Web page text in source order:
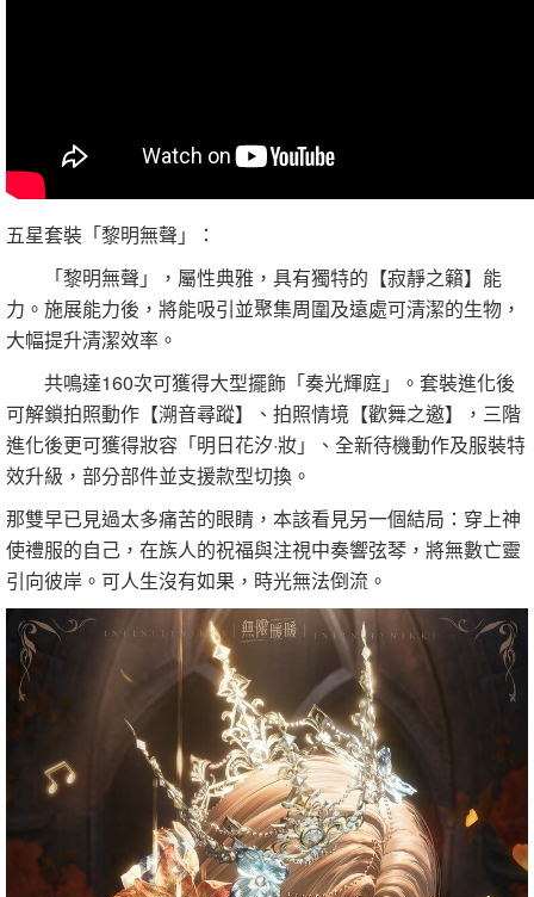
五星套裝「黎明無聲」：
「黎明無聲」，屬性典雅，具有獨特的【寂靜之籟】能
力。施展能力後，將能吸引並聚集周圍及遠處可清潔的生物，
大幅提升清潔效率。
共鳴達160次可獲得大型擺飾「奏光輝庭」。套裝進化後
可解鎖拍照動作【溯音尋蹤】、拍照情境【歡舞之邀】，三階
進化後更可獲得妝容「明日花汐·妝」、全新待機動作及服裝特
效升級，部分部件並支援款型切換。
那雙早已見過太多痛苦的眼睛，本該看見另一個結局：穿上神
使禮服的自己，在族人的祝福與注視中奏響弦琴，將無數亡靈
引向彼岸。可人生沒有如果，時光無法倒流。